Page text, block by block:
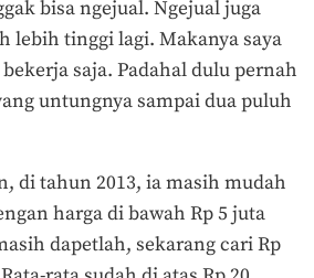
bisa ngejual. Ngejual juga
lebih tinggi lagi. Makanya saya
saja. Padahal dulu pernah
untungnya sampai dua puluh
di tahun 2013, ia masih mudah
harga di bawah Rp 5 juta
dapetlah, sekarang cari Rp